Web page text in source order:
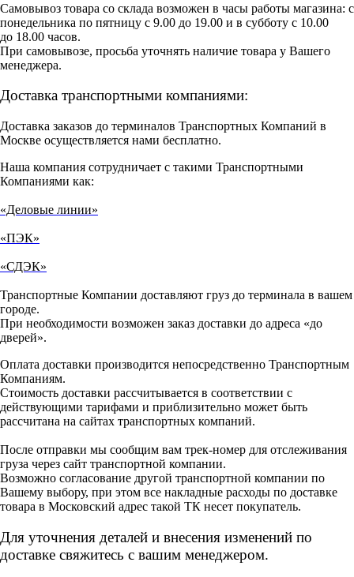
Самовывоз товара со склада возможен в часы работы магазина: с
понедельника по пятницу с 9.00 до 19.00 и в субботу с 10.00
до 18.00 часов.
При самовывозе, просьба уточнять наличие товара у Вашего
менеджера.
Доставка транспортными компаниями:
Доставка заказов до терминалов Транспортных Компаний в
Москве осуществляется нами бесплатно.
Наша компания сотрудничает с такими Транспортными
Компаниями как:
«Деловые линии»
«ПЭК»
«СДЭК»
Транспортные Компании доставляют груз до терминала в вашем
городе.
При необходимости возможен заказ доставки до адреса «до
дверей».
Оплата доставки производится непосредственно Транспортным
Компаниям.
Стоимость доставки рассчитывается в соответствии с
действующими тарифами и приблизительно может быть
рассчитана на сайтах транспортных компаний.
После отправки мы сообщим вам трек-номер для отслеживания
груза через сайт транспортной компании.
Возможно согласование другой транспортной компании по
Вашему выбору, при этом все накладные расходы по доставке
товара в Московский адрес такой ТК несет покупатель.
Для уточнения деталей и внесения изменений по
доставке свяжитесь с вашим менеджером.